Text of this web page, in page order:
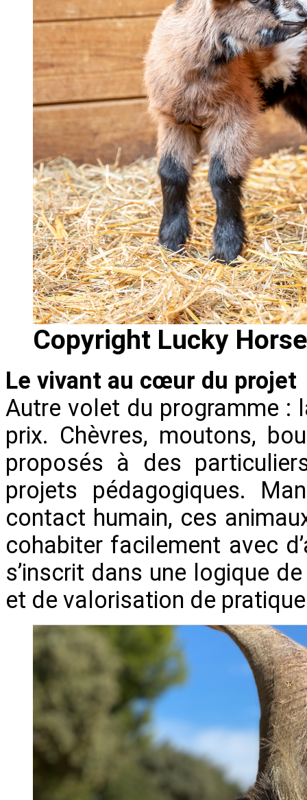
Copyright Lucky Horse
Le vivant au cœur du projet
Autre volet du programme :
prix. Chèvres, moutons,
proposés à des
projets pédagogiques.
contact humain, ces
cohabiter facilement avec
s’inscrit dans une logique
et de valorisation de